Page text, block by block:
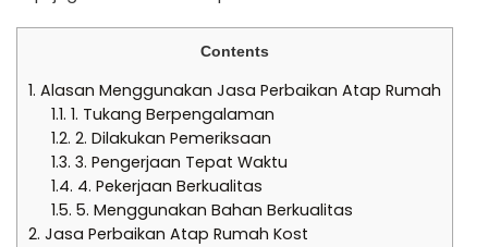
Contents
1. Alasan Menggunakan Jasa Perbaikan Atap Rumah
1.1. 1. Tukang Berpengalaman
1.2. 2. Dilakukan Pemeriksaan
1.3. 3. Pengerjaan Tepat Waktu
1.4. 4. Pekerjaan Berkualitas
1.5. 5. Menggunakan Bahan Berkualitas
2. Jasa Perbaikan Atap Rumah Kost